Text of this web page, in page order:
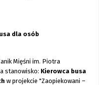
dla osób
Mięśni im. Piotra
stanowisko: Kierowca busa
w projekcie "Zaopiekowani –